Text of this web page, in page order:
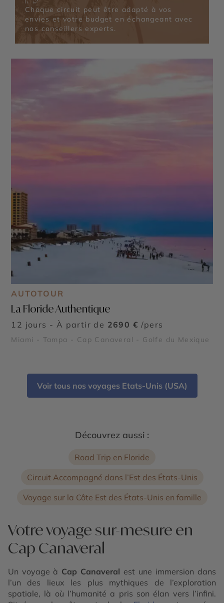
Chaque circuit peut être adapté à vos
envies et votre budget en échangeant avec
nos conseillers experts.
AUTOTOUR
La Floride Authentique
12 jours - À partir de 2690 € /pers
Miami - Tampa - Cap Canaveral - Golfe du Mexique
Voir tous nos voyages Etats-Unis (USA)
Découvrez aussi :
Road Trip en Floride
Circuit Accompagné dans l’Est des États-Unis
Voyage sur la Côte Est des États-Unis en famille
Votre voyage sur-mesure en
Cap Canaveral
Un voyage à Cap Canaveral est une immersion dans
l’un des lieux les plus mythiques de l’exploration
spatiale, là où l’humanité a pris son élan vers l’infini.